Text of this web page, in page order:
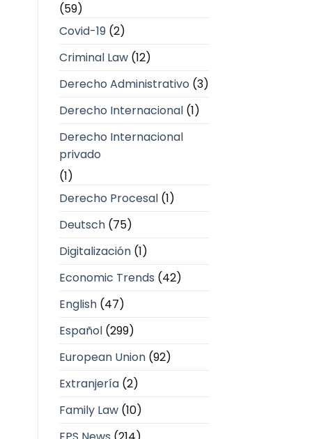
(59)
Covid-19(2)
Criminal Law(12)
Derecho Administrativo (3)
Derecho Internacional(1)
Derecho Internacional
privado
(1)
Derecho Procesal(1)
Deutsch(75)
Digitalización(1)
Economic Trends (42)
English(47)
Español(299)
European Union(92)
Extranjería(2)
Family Law(10)